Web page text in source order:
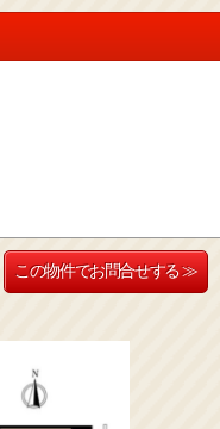
この物件でお問合せする ≫